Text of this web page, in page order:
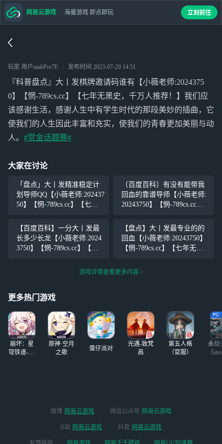
玩家 用户aaabPre7E 发布时间 2023-07-29 14:51
『科普盘点』大丨发棋牌邀请码谁有【小薇老师:2024375
0】【惘-789cs.cc】【七年无黑史，千万人推荐！】我们应
该感谢生活，感谢人生中有学生时代的那段美妙的插曲，它
使我们的人生因此丰富和充实，使我们的青春更加美丽与动
人。 #赏金话题赛#
大家在讨论
「盘点」大丨发精准稳定计
划导师QQ【小薇老师:202437
50】【惘-789cs.cc】【七年
们应该感谢生活，感谢人生
中有学生时代的那段美妙的
插曲，它使我们的人生因此
〔百度百科〕有没有能带我
回血的靠谱导师【小薇老师:
20243750】【惘-789cs.cc】
荐！】我们应该感谢生活，
感谢人生中有学生时代的那
段美妙的插曲，它使我们的
【百度百科】一分大丨发最
长多少长龙【小薇老师:2024
3750】【惘-789cs.cc】【七
我们应该感谢生活，感谢人
此丰富和充实
【盘点】大丨发最专业的的
回血【小薇老师:20243750】
【惘-789cs.cc】【七年无黑
该感谢生活，感谢人生中有
游戏详情查看更多内容
更多热门游戏
崩坏：星
穹铁道-4.4
原神·空月
之歌
蛋仔派对
光遇-致梵
高
第五人格
（官服）
永劫
（
网易云游戏 海量游戏 即点即玩 立刻前往
微博 网易云游戏 微信公众号 网易云游戏
B站 网易云游戏 抖音 网易云游戏